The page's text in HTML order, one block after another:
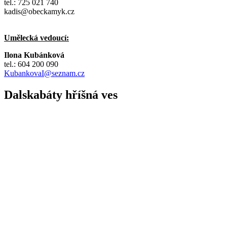
tel.: 725 021 740
kadis@obeckamyk.cz
Umělecká vedoucí:
Ilona Kubánková
tel.: 604 200 090
KubankovaI@seznam.cz
Dalskabáty hříšná ves